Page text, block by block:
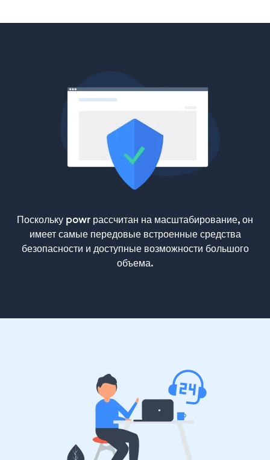
Поскольку powr рассчитан на масштабирование, он
имеет самые передовые встроенные средства
безопасности и доступные возможности большого
объема.